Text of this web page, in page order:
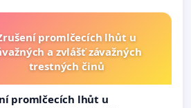
promlčecích lhůt u
a zvlášť závažných
trestných činů
promlčecích lhůt u